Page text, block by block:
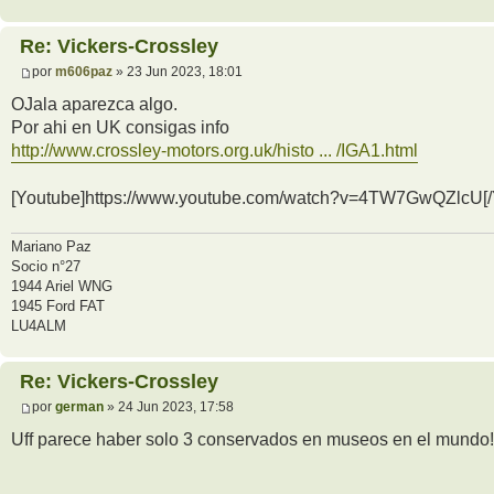
Re: Vickers-Crossley
por m606paz » 23 Jun 2023, 18:01
OJala aparezca algo.
Por ahi en UK consigas info
http://www.crossley-motors.org.uk/histo ... /IGA1.html
[Youtube]https://www.youtube.com/watch?v=4TW7GwQZlcU[/
Mariano Paz
Socio n°27
1944 Ariel WNG
1945 Ford FAT
LU4ALM
Re: Vickers-Crossley
por german » 24 Jun 2023, 17:58
Uff parece haber solo 3 conservados en museos en el